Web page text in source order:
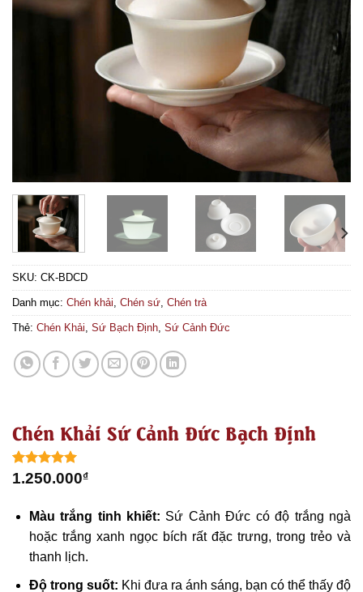
SKU: CK-BDCD
Danh mục: Chén khải, Chén sứ, Chén trà
Thẻ: Chén Khải, Sứ Bạch Định, Sứ Cảnh Đức
Chén Khải Sứ Cảnh Đức Bạch Định
5.00trên 5
1
1.250.000₫
Màu trắng tinh khiết: Sứ Cảnh Đức có độ trắng ngà
hoặc trắng xanh ngọc bích rất đặc trưng, trong trẻo và
thanh lịch.
Độ trong suốt: Khi đưa ra ánh sáng, bạn có thể thấy độ